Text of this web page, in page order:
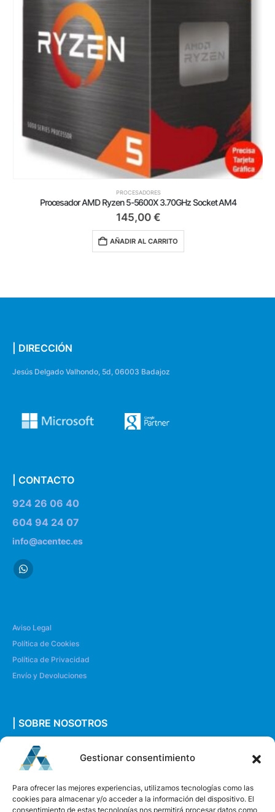
Gestionar consentimiento
Para ofrecer las mejores experiencias, utilizamos tecnologías como las
cookies para almacenar y/o acceder a la información del dispositivo. El
consentimiento de estas tecnologías nos permitirá procesar datos como
PROCESADORES
Procesador AMD Ryzen 5-5600X 3.70GHz Socket AM4
145,00 €
AÑADIR AL CARRITO
| DIRECCIÓN
Jesús Delgado Valhondo, 5d, 06003 Badajoz
| CONTACTO
924 26 06 40
604 94 24 07
info@acentec.es
Aviso Legal
Política de Cookies
Política de Privacidad
Envío y Devoluciones
| SOBRE NOSOTROS
Quiénes somos
Envíanos un mensaje